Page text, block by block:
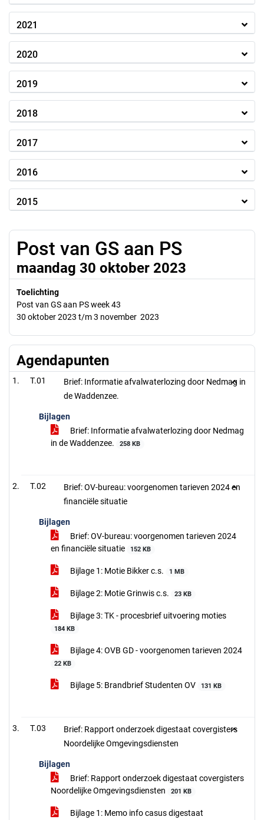
2021
2020
2019
2018
2017
2016
2015
Post van GS aan PS
maandag 30 oktober 2023
Toelichting
Post van GS aan PS week 43
30 oktober 2023 t/m 3 november 2023
Agendapunten
T.01
Brief: Informatie afvalwaterlozing door Nedmag in
de Waddenzee.
Bijlagen
Brief: Informatie afvalwaterlozing door Nedmag
in de Waddenzee.
258 KB
T.02
Brief: OV-bureau: voorgenomen tarieven 2024 en
financiële situatie
Bijlagen
Brief: OV-bureau: voorgenomen tarieven 2024
en financiële situatie
152 KB
Bijlage 1: Motie Bikker c.s. 1 MB
Bijlage 2: Motie Grinwis c.s. 23 KB
Bijlage 3: TK - procesbrief uitvoering moties
184 KB
Bijlage 4: OVB GD - voorgenomen tarieven 2024
22 KB
Bijlage 5: Brandbrief Studenten OV 131 KB
T.03
Brief: Rapport onderzoek digestaat covergisters
Noordelijke Omgevingsdiensten
Bijlagen
Brief: Rapport onderzoek digestaat covergisters
Noordelijke Omgevingsdiensten
201 KB
Bijlage 1: Memo info casus digestaat